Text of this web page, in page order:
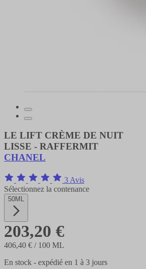
LE LIFT CRÈME DE NUIT
LISSE - RAFFERMIT
CHANEL
3 Avis
Sélectionnez la contenance
50ML
203,20 €
406,40 € / 100 ML
En stock - expédié en 1 à 3 jours